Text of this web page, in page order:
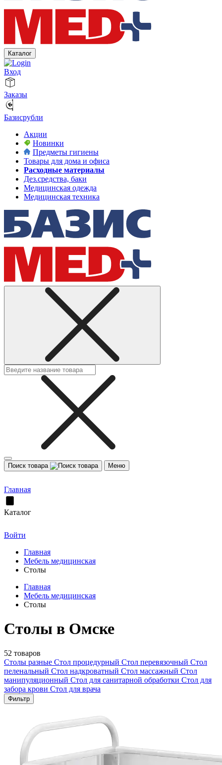
Каталог
Вход
Заказы
Базисрубли
Акции
Новинки
Предметы гигиены
Товары для дома и офиса
Расходные материалы
Дез.средства, баки
Медицинская одежда
Медицинская техника
Поиск товара Меню
Главная
Каталог
Войти
Главная
Мебель медицинская
Столы
Главная
Мебель медицинская
Столы
Столы в Омске
52 товаров
Столы разные Стол процедурный Стол перевязочный Стол
пеленальный Стол надкроватный Стол массажный Стол
манипуляционный Стол для санитарной обработки Стол для
забора крови Стол для врача
Фильтр